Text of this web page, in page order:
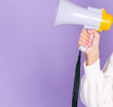
24 au
affichage